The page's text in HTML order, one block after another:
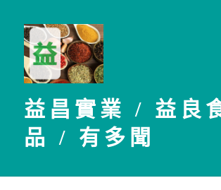
益昌實業 / 益良
品 / 有多聞